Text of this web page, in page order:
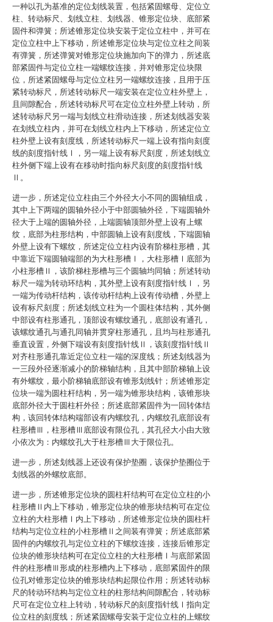
一种以孔为基准的定位划线装置，包括紧固螺母、定位立
柱、转动标尺、划线立柱、划线器、锥形定位块、底部紧
固件和弹簧；所述锥形定位块安装于定位立柱中，并可在
定位立柱中上下移动，所述锥形定位块与定位立柱之间装
有弹簧，所述弹簧对锥形定位块施加向下的弹力，所述底
部紧固件与定位立柱一端螺纹连接，并对锥形定位块限
位，所述紧固螺母与定位立柱另一端螺纹连接，且用于压
紧转动标尺，所述转动标尺一端安装在定位立柱外壁上，
且间隙配合，所述转动标尺可在定位立柱外壁上转动，所
述转动标尺另一端与划线立柱滑动连接，所述划线器安装
在划线立柱内，并可在划线立柱内上下移动，所述定位立
柱外壁上设有刻度线，所述转动标尺一端上设有指向刻度
线的刻度指针线Ⅰ，另一端上设有标尺刻度，所述划线立
柱外侧下端上设有在移动时指向标尺刻度的刻度指针线
Ⅱ。
进一步，所述定位立柱由三个外径大小不同的圆轴组成，
其中上下两端的圆轴外径小于中部圆轴外径，下端圆轴外
径大于上端的圆轴外径，上端圆轴顶部外壁上设有上螺
纹，底部为柱形结构，中部圆轴上设有刻度线，下端圆轴
外壁上设有下螺纹，所述定位立柱内设有阶梯柱形槽，其
中靠近下端圆轴端部的为大柱形槽Ⅰ，大柱形槽Ⅰ底部为
小柱形槽Ⅱ，该阶梯柱形槽与三个圆轴均同轴；所述转动
标尺一端为转动环结构，其外壁上设有刻度指针线Ⅰ，另
一端为传动杆结构，该传动杆结构上设有传动槽，外壁上
设有标尺刻度；所述划线立柱为一个圆柱体结构，其外侧
中部设有柱形通孔，顶部设有螺纹通孔，底部设有通孔，
该螺纹通孔与通孔同轴并贯穿柱形通孔，且均与柱形通孔
垂直设置，外侧下端设有刻度指针线Ⅱ，该刻度指针线Ⅱ
对齐柱形通孔靠近定位立柱一端的深度线；所述划线器为
一三段外径逐渐减小的阶梯轴结构，且其中部阶梯轴上设
有外螺纹，最小阶梯轴底部设有锥形划线针；所述锥形定
位块一端为圆柱杆结构，另一端为锥形块结构，该锥形块
底部外径大于圆柱杆外径；所述底部紧固件为一回转体结
构，该回转体结构端部设有内螺纹孔，内螺纹孔底部设有
柱形槽Ⅲ，柱形槽Ⅲ底部设有限位孔，其孔径大小由大致
小依次为：内螺纹孔大于柱形槽Ⅲ大于限位孔。
进一步，所述划线器上还设有保护垫圈，该保护垫圈位于
划线器的外螺纹底部。
进一步，所述锥形定位块的圆柱杆结构可在定位立柱的小
柱形槽Ⅱ内上下移动，锥形定位块的锥形块结构可在定位
立柱的大柱形槽Ⅰ内上下移动，所述锥形定位块的圆柱杆
结构与定位立柱的小柱形槽Ⅱ之间装有弹簧；所述底部紧
固件的内螺纹孔与定位立柱的下螺纹连接，连接后锥形定
位块的锥形块结构可在定位立柱的大柱形槽Ⅰ与底部紧固
件的柱形槽Ⅲ形成的柱形槽内上下移动，底部紧固件的限
位孔对锥形定位块的锥形块结构起限位作用；所述转动标
尺的转动环结构与定位立柱的柱形结构间隙配合，转动标
尺可在定位立柱上转动，转动标尺的刻度指针线Ⅰ指向定
位立柱的刻度线；所述紧固螺母安装于定位立柱的上螺纹